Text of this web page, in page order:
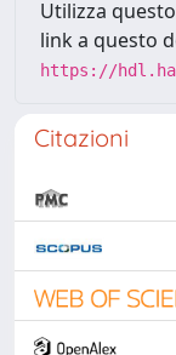
Utilizza
link a questo
https://
Citazioni